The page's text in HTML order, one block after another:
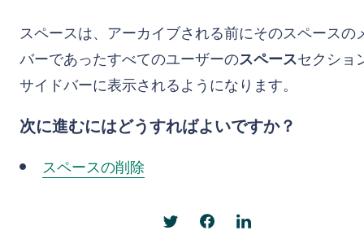
スペースは、アーカイブされる前にそのスペースの
バーであったすべてのユーザーのスペースセクショ
サイドバーに表示されるようになります。
次に進むにはどうすればよいですか？
スペースの削除